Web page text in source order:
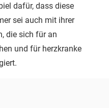
dafür, dass diese
sei auch mit ihrer
die sich für an
und für herzkranke